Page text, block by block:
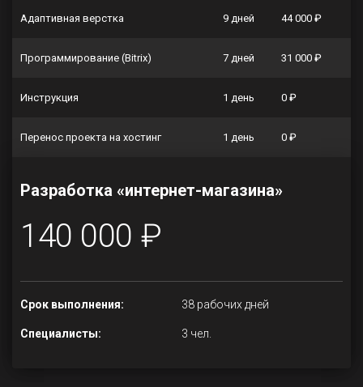
Адаптивная верстка 9 дней 44 000 ₽
Программирование (Bitrix) 7 дней 31 000 ₽
Инструкция 1 день 0 ₽
Перенос проекта на хостинг 1 день 0 ₽
Разработка «интернет-магазина»
140 000 ₽
Срок выполнения: 38 рабочих дней
Специалисты: 3 чел.